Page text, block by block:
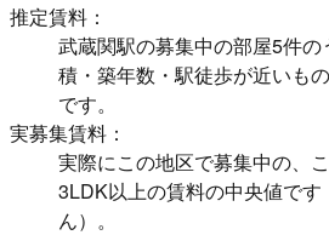
推定賃料：
武蔵関駅の募集中の部屋5件
積・築年数・駅徒歩が近いも
です。
実募集賃料：
実際にこの地区で募集中の、
3LDK以上の賃料の中央値で
ん）。